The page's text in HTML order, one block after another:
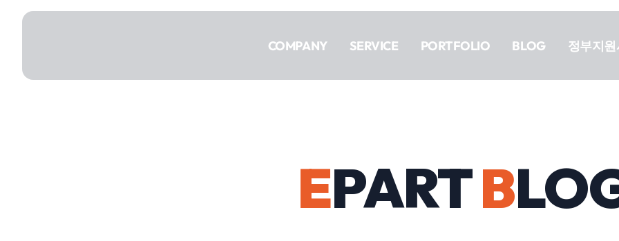
건너뛰기
COMPANY SERVICE PORTFOLIO BLOG 정부지원
EPARTB